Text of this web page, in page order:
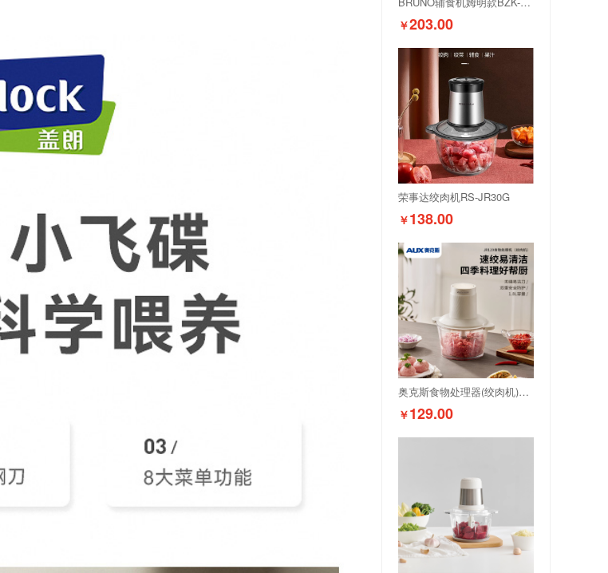
￥203.00
荣事达绞肉机RS-JR30G
￥138.00
奥克斯食物处理器(绞肉机)JR129
￥129.00